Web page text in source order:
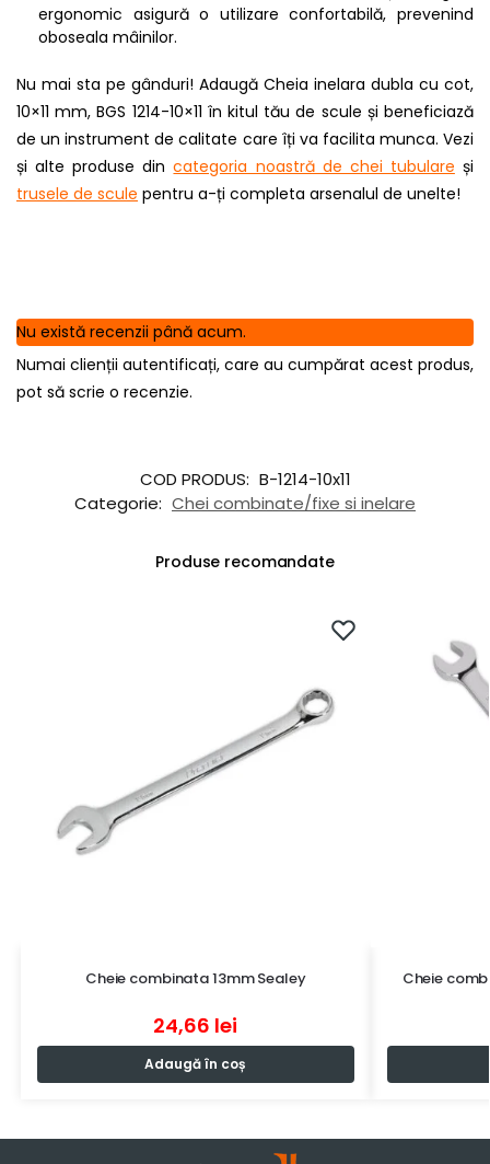
ergonomic asigură o utilizare confortabilă, prevenind
oboseala mâinilor.
Nu mai sta pe gânduri! Adaugă Cheia inelara dubla cu cot,
10×11 mm, BGS 1214-10×11 în kitul tău de scule și beneficiază
de un instrument de calitate care îți va facilita munca. Vezi
și alte produse dincategoria noastră de chei tubulare și
trusele de scule pentru a-ți completa arsenalul de unelte!
Nu există recenzii până acum.
Numai clienții autentificați, care au cumpărat acest produs,
pot să scrie o recenzie.
COD PRODUS: B-1214-10x11
Categorie: Chei combinate/fixe si inelare
Produse recomandate
Cheie combinata 13mm Sealey
24,66 lei
Adaugă în coș
Cheie